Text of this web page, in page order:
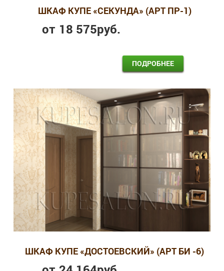
ШКАФ КУПЕ «СЕКУНДА» (АРТ ПР-1)
от 18 575руб.
ПОДРОБНЕЕ
ШКАФ КУПЕ «ДОСТОЕВСКИЙ» (АРТ БИ -6)